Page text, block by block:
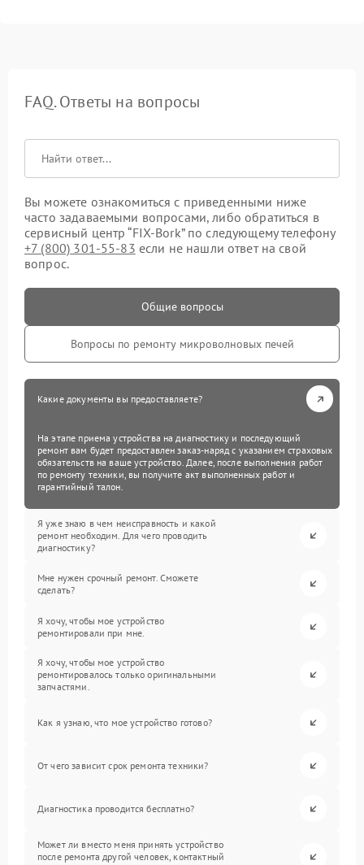
FAQ. Ответы на вопросы
Вы можете ознакомиться с приведенными ниже
часто задаваемыми вопросами, либо обратиться в
сервисный центр “FIX-Bork” по следующему телефону
+7 (800) 301-55-83 если не нашли ответ на свой
вопрос.
Общие вопросы
Вопросы по ремонту микроволновых печей
Какие документы вы предоставляете?
На этапе приема устройства на диагностику и последующий
ремонт вам будет предоставлен заказ-наряд с указанием страховых
обязательств на ваше устройство. Далее, после выполнения работ
по ремонту техники, вы получите акт выполненных работ и
гарантийный талон.
Я уже знаю в чем неисправность и какой
ремонт необходим. Для чего проводить
диагностику?
Мне нужен срочный ремонт. Сможете
сделать?
Я хочу, чтобы мое устройство
ремонтировали при мне.
Я хочу, чтобы мое устройство
ремонтировалось только оригинальными
запчастями.
Как я узнаю, что мое устройство готово?
От чего зависит срок ремонта техники?
Диагностика проводится бесплатно?
Может ли вместо меня принять устройство
после ремонта другой человек, контактный